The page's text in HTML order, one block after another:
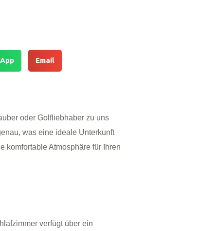
Email
oder Golfliebhaber zu uns
was eine ideale Unterkunft
komfortable Atmosphäre für Ihren
verfügt über ein